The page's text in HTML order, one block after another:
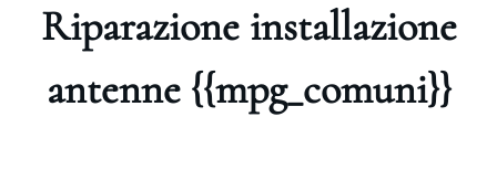
Riparazione installazione
antenne {{mpg_comuni}}